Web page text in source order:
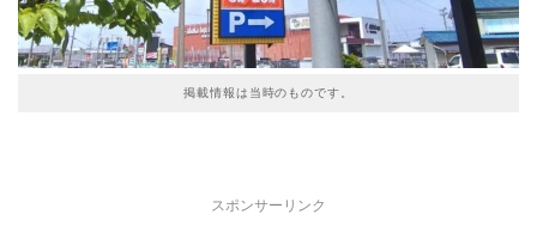
掲載情報は当時のものです。
スポンサーリンク